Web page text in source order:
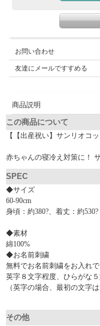
お問い合わせ
友達にメールですすめる
商品説明
この商品について
【【出産祝い】サンリオコ
赤ちゃんの寝冷え対策に！
SPEC
◆サイズ
60-90cm
身頃：約380?、着丈：約530?
◆素材
綿100%
◆お名前刺繍
無料でお名前刺繍をお入れで
英字８文字程度、ひらがな５
（英字の場合、最初の文字
その他